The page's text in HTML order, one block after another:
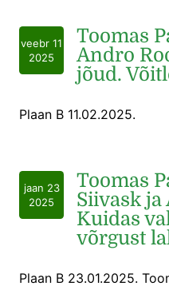
veebr 11
2025
Toomas
Andro
jõud.
Plaan B 11.02.2025.
jaan 23
2025
Toomas
Siivask ja
Kuidas
võrgust
Plaan B 23.01.2025.